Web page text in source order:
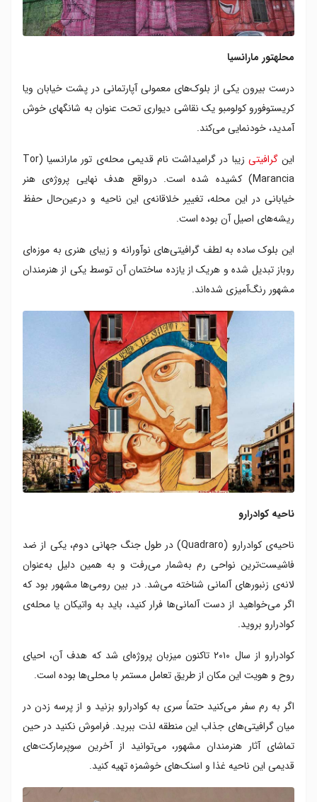
محلهتور مارانسیا
درست بیرون یکی از بلوک‌های معمولی آپارتمانی در پشت خیابان ویا
کریستوفورو کولومبو یک نقاشی دیواری‌ تحت عنوان به شانگهای خوش
آمدید، خودنمایی می‌کند.
اینگرافیتی
زیبا در گرامیداشت نام قدیمی محله‌ی تور مارانسیا (Tor
Marancia) کشیده شده است. درواقع هدف نهایی پروژه‌ی هنر
خیابانی در این محله، تغییر خلاقانه‌ی این ناحیه و درعین‌حال حفظ
ریشه‌های اصیل آن بوده است.
این بلوک ساده به لطف گرافیتی‌های نوآورانه‌ و زیبای هنری به موزه‌ای
روباز تبدیل شده و هریک از یازده ساختمان آن توسط یکی از هنرمندان
مشهور رنگ‌آمیزی شده‌اند.
ناحیه کوادرارو
ناحیه‌ی کوادرارو (Quadraro) در طول جنگ جهانی دوم، یکی از ضد
فاشیست‌ترین نواحی رم به‌شمار می‌رفت و به همین دلیل به‌عنوان
لانه‌ی زنبورهای آلمانی شناخته می‌شد. در بین رومی‌ها مشهور بود که
اگر می‌خواهید از دست آلمانی‌ها فرار کنید، باید به واتیکان یا محله‌ی
کوادرارو بروید.
کوادرارو از سال ۲۰۱۰ تاکنون میزبان پروژه‌ای شد که هدف آن، احیای
روح و هویت این مکان از طریق تعامل مستمر با محلی‌ها بوده است.
اگر به رم سفر می‌کنید حتماً سری به کوادرارو بزنید و از پرسه زدن در
میان گرافیتی‌های جذاب این منطقه لذت ببرید. فراموش نکنید در حین
تماشای آثار هنرمندان مشهور، می‌توانید از آخرین سوپرمارکت‌های
قدیمی این ناحیه غذا و اسنک‌های خوشمزه تهیه کنید.